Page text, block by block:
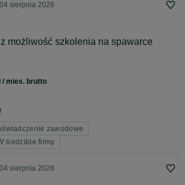
sierpnia 2026
możliwość szkolenia na spawarce
/ mies. brutto
zawodowe
siedzibie firmy
sierpnia 2026